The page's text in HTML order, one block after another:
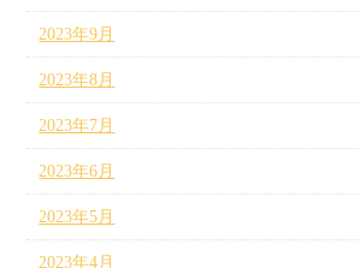
2023年9月
2023年8月
2023年7月
2023年6月
2023年5月
2023年4月